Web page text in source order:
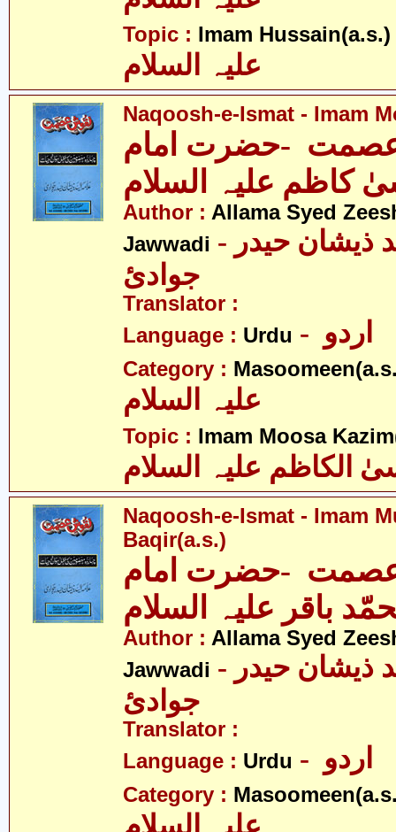
Topic : Imam Hussain(a.s.)
علیہ السلام
Naqoosh-e-Ismat - Imam
-حضرت امام
کاظم علیہ السلام
Author : Allama Syed
Jawwadi - علامہ سیّد ذیشان حیدر
جوادئ
Translator :
Language : Urdu
Category :
Topic : Imam Moosa
الکاظم علیہ السلام
Naqoosh-e-Ismat - Imam
Baqir(a.s.)
-حضرت امام
باقر علیہ السلام
Author : Allama Syed
Jawwadi - علامہ سیّد ذیشان حیدر
جوادئ
Translator :
Language : Urdu
Category :